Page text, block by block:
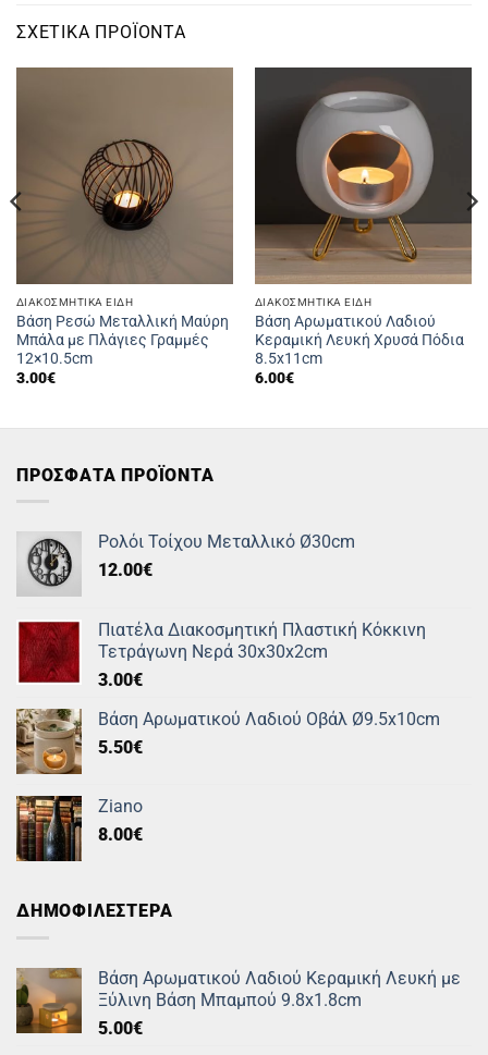
ΣΧΕΤΙΚΆ ΠΡΟΪΌΝΤΑ
ΔΙΑΚΟΣΜΗΤΙΚΆ ΕΊΔΗ
Βάση Ρεσώ Μεταλλική Μαύρη
Μπάλα με Πλάγιες Γραμμές
12×10.5cm
3.00€
ΔΙΑΚΟΣΜΗΤΙΚΆ ΕΊΔΗ
Βάση Αρωματικού Λαδιού
Κεραμική Λευκή Χρυσά Πόδια
8.5x11cm
6.00€
ΠΡΟΣΦΑΤΑ ΠΡΟΪΟΝΤΑ
Ρολόι Τοίχου Μεταλλικό Ø30cm
12.00€
Πιατέλα Διακοσμητική Πλαστική Κόκκινη
Τετράγωνη Νερά 30x30x2cm
3.00€
Βάση Αρωματικού Λαδιού Οβάλ Ø9.5x10cm
5.50€
Ziano
8.00€
ΔΗΜΟΦΙΛΕΣΤΕΡΑ
Βάση Αρωματικού Λαδιού Κεραμική Λευκή με
Ξύλινη Βάση Μπαμπού 9.8x1.8cm
5.00€